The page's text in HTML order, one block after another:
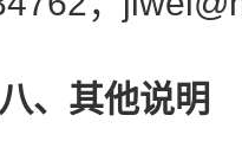
八、其他说明